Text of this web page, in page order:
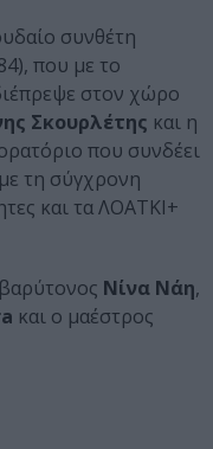
συνθέτη
που με το
στον χώρο
Σκουρλέτης και η
που συνδέει
τη σύγχρονη
και τα ΛΟΑΤΚΙ+
Νίνα Νάη,
και ο μαέστρος